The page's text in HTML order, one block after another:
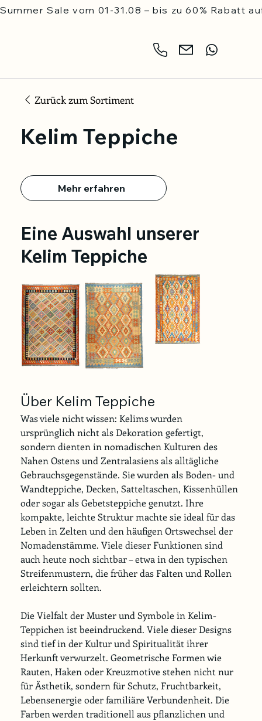
Summer Sale vom 01-31.08 – bis zu 60% Rabatt
Zurück zum Sortiment
Kelim Teppiche
Mehr erfahren
Über Kelim Teppiche
Was viele nicht wissen: Kelims wurden
ursprünglich nicht als Dekoration gefertigt,
sondern dienten in nomadischen Kulturen des
Nahen Ostens und Zentralasiens als alltägliche
Gebrauchsgegenstände. Sie wurden als Boden- und
Wandteppiche, Decken, Satteltaschen, Kissenhüllen
oder sogar als Gebetsteppiche genutzt. Ihre
kompakte, leichte Struktur machte sie ideal für das
Leben in Zelten und den häufigen Ortswechsel der
Nomadenstämme. Viele dieser Funktionen sind
auch heute noch sichtbar – etwa in den typischen
Streifenmustern, die früher das Falten und Rollen
erleichtern sollten.
Die Vielfalt der Muster und Symbole in Kelim-
Teppichen ist beeindruckend. Viele dieser Designs
sind tief in der Kultur und Spiritualität ihrer
Herkunft verwurzelt. Geometrische Formen wie
Rauten, Haken oder Kreuzmotive stehen nicht nur
für Ästhetik, sondern für Schutz, Fruchtbarkeit,
Lebensenergie oder familiäre Verbundenheit. Die
Farben werden traditionell aus pflanzlichen und
Eine Auswahl unserer
Kelim Teppiche